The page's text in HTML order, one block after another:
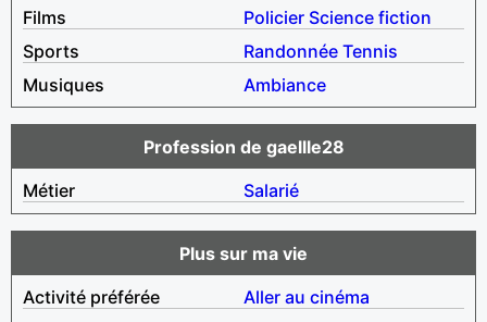
Films
Policier Science fiction
Sports
Randonnée Tennis
Musiques
Ambiance
Profession de gaellle28
Métier
Salarié
Plus sur ma vie
Activité préférée
Aller au cinéma